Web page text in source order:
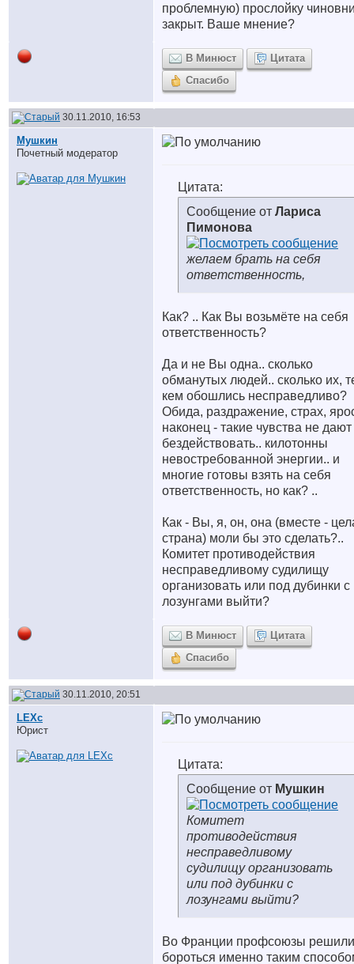
проблемную) прослойку
закрыт. Ваше мнение?
В Минюст
Цитата
Спасибо
30.11.2010, 16:53
Мушкин
Почетный модератор
Цитата:
Сообщение от Лариса
Пимонова
желаем брать на себя
ответственность,
Как? .. Как Вы возьмёте на себя
ответственность?
Да и не Вы одна.. сколько
обманутых людей.. сколько их,
кем обошлись несправедливо?
Обида, раздражение, страх,
наконец - такие чувства не дают
бездействовать.. килотонны
невостребованной энергии.. и
многие готовы взять на себя
ответственность, но как? ..
Как - Вы, я, он, она (вместе -
страна) моли бы это сделать?..
Комитет противодействия
несправедливому судилищу
организовать или под дубинки с
лозунгами выйти?
В Минюст
Цитата
Спасибо
30.11.2010, 20:51
LEXc
Юрист
Цитата:
Сообщение от Мушкин
Комитет
противодействия
несправедливому
судилищу организовать
или под дубинки с
лозунгами выйти?
Во Франции профсоюзы решили
бороться именно таким